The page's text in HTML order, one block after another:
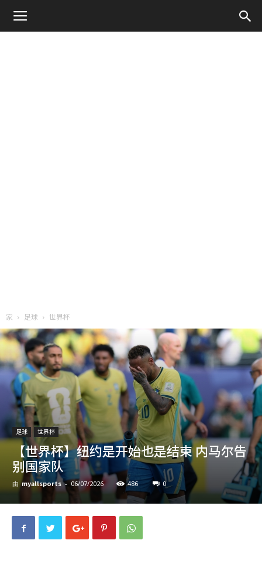
家 足球 世界杯
足球 世界杯
【世界杯】纽约是开始也是结束 内马尔告
别国家队
由 myallsports - 06/07/2026 486 0